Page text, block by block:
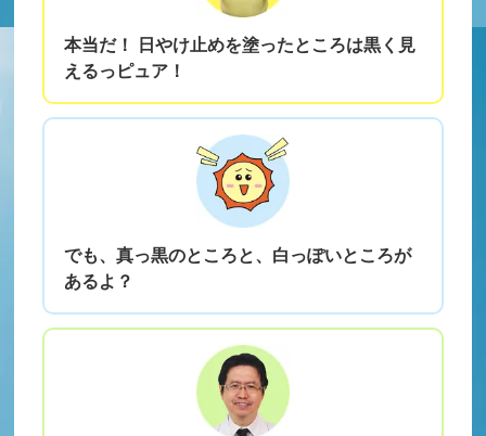
本当だ！ 日やけ止めを塗ったところは黒く見
えるっピュア！
でも、真っ黒のところと、白っぽいところが
あるよ？